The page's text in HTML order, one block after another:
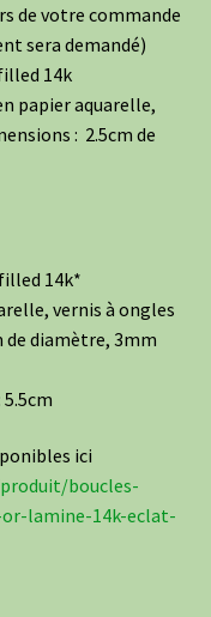
de votre commande
sera demandé)
14k
papier aquarelle,
: 2.5cm de
14k*
vernis à ongles
de diamètre, 3mm
ici
boucles-
lamine-14k-eclat-